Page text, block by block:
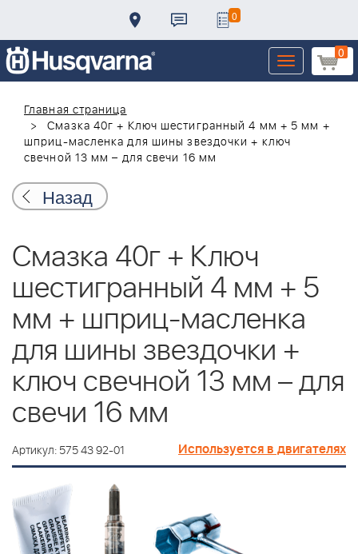
0
0
Toggle
navigation
Главная страница
Смазка 40г + Ключ шестигранный 4 мм + 5 мм +
шприц-масленка для шины звездочки + ключ
свечной 13 мм – для свечи 16 мм
Назад
Смазка 40г + Ключ
шестигранный 4 мм + 5
мм + шприц-масленка
для шины звездочки +
ключ свечной 13 мм – для
свечи 16 мм
Артикул: 575 43 92-01 Используется в двигателях